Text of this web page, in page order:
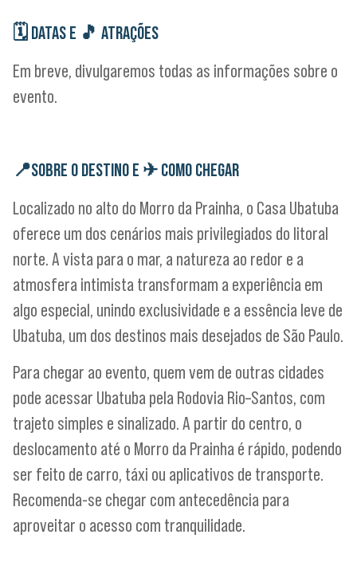
🗓 DATAS E 🎵 ATRAÇÕES
Em breve, divulgaremos todas as informações sobre o
evento.
📍SOBRE O DESTINO E ✈COMO CHEGAR
Localizado no alto do Morro da Prainha, o Casa Ubatuba
oferece um dos cenários mais privilegiados do litoral
norte. A vista para o mar, a natureza ao redor e a
atmosfera intimista transformam a experiência em
algo especial, unindo exclusividade e a essência leve de
Ubatuba, um dos destinos mais desejados de São Paulo.
Para chegar ao evento, quem vem de outras cidades
pode acessar Ubatuba pela Rodovia Rio–Santos, com
trajeto simples e sinalizado. A partir do centro, o
deslocamento até o Morro da Prainha é rápido, podendo
ser feito de carro, táxi ou aplicativos de transporte.
Recomenda-se chegar com antecedência para
aproveitar o acesso com tranquilidade.